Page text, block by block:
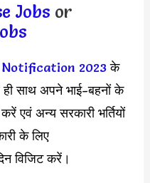
Jobs or
2023के
साथ अपने भाई-बहनों के
एवं अन्य सरकारी भर्तियों
के लिए
विजिट करें।